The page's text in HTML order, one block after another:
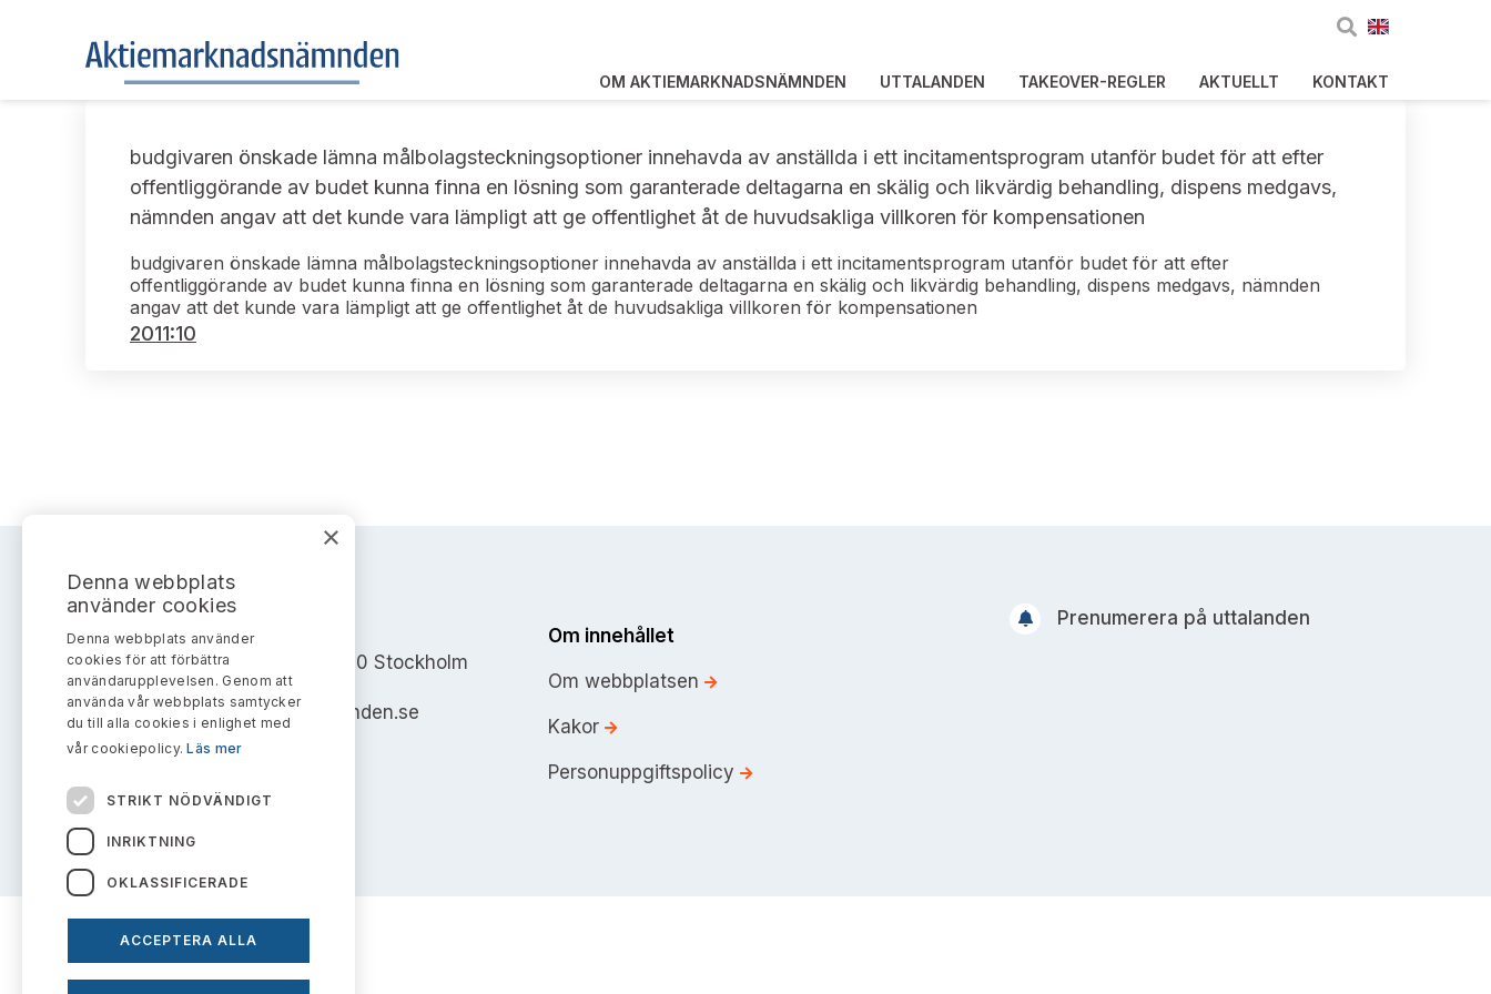
OM AKTIEMARKNADSNÄMNDEN UTTALANDEN TAKEOVER-REGLER AKTUELLT KONTAKT
budgivaren önskade lämna målbolagsteckningsoptioner innehavda av anställda i ett incitamentsprogram utanför budet för att efter
offentliggörande av budet kunna finna en lösning som garanterade deltagarna en skälig och likvärdig behandling, dispens medgavs,
nämnden angav att det kunde vara lämpligt att ge offentlighet åt de huvudsakliga villkoren för kompensationen
budgivaren önskade lämna målbolagsteckningsoptioner innehavda av anställda i ett incitamentsprogram utanför budet för att efter
offentliggörande av budet kunna finna en lösning som garanterade deltagarna en skälig och likvärdig behandling, dispens medgavs, nämnden
angav att det kunde vara lämpligt att ge offentlighet åt de huvudsakliga villkoren för kompensationen
2011:10
AKTIEMARKNADSNÄMNDEN
Address: Box 7354, 103 90 Stockholm
info@aktiemarknadsnamnden.se
Om innehållet
Om webbplatsen
Kakor
Personuppgiftspolicy
Prenumerera på uttalanden
×
Denna webbplats
använder cookies
Denna webbplats använder
cookies för att förbättra
användarupplevelsen. Genom att
använda vår webbplats samtycker
du till alla cookies i enlighet med
vår cookiepolicy.Läs mer
STRIKT NÖDVÄNDIGT
INRIKTNING
OKLASSIFICERADE
ACCEPTERA ALLA